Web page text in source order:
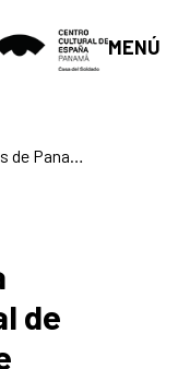
MENÚ
de